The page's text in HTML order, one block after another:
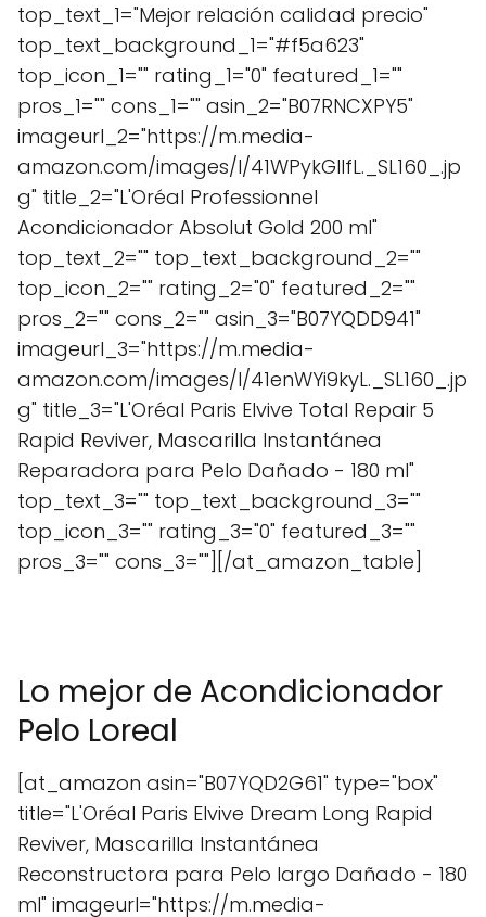
top_text_1="Mejor relación calidad precio"
top_text_background_1="#f5a623"
top_icon_1="" rating_1="0" featured_1=""
pros_1="" cons_1="" asin_2="B07RNCXPY5"
imageurl_2="https://m.media-
amazon.com/images/I/41WPykGIlfL._SL160_.jp
g" title_2="L'Oréal Professionnel
Acondicionador Absolut Gold 200 ml"
top_text_2="" top_text_background_2=""
top_icon_2="" rating_2="0" featured_2=""
pros_2="" cons_2="" asin_3="B07YQDD941"
imageurl_3="https://m.media-
amazon.com/images/I/41enWYi9kyL._SL160_.jp
g" title_3="L'Oréal Paris Elvive Total Repair 5
Rapid Reviver, Mascarilla Instantánea
Reparadora para Pelo Dañado - 180 ml"
top_text_3="" top_text_background_3=""
top_icon_3="" rating_3="0" featured_3=""
pros_3="" cons_3=""][/at_amazon_table]
Lo mejor de Acondicionador
Pelo Loreal
[at_amazon asin="B07YQD2G61" type="box"
title="L'Oréal Paris Elvive Dream Long Rapid
Reviver, Mascarilla Instantánea
Reconstructora para Pelo largo Dañado - 180
ml" imageurl="https://m.media-